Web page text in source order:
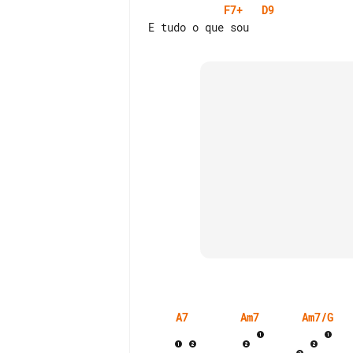
F7+
D9
A7 Am7 Am7/G